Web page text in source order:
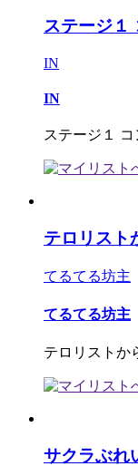
ステージ１
IN
IN
ステージ１
テロリスト
てるてる坊主
てるてる坊主
テロリストか
サクラぶれ